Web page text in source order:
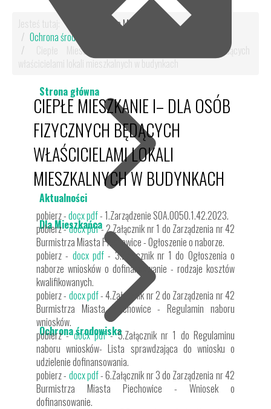
Strona główna
Aktualności
Dla Mieszkańca
Ochrona środowiska
Jesteś tutaj:
Dla Mieszkańca
Ochrona środowiska
Ciepłe Mieszkanie I– dla osób fizycznych będących
właścicielami lokali mieszkalnych w budynkach
CIEPŁE MIESZKANIE I– DLA OSÓB
FIZYCZNYCH BĘDĄCYCH
WŁAŚCICIELAMI LOKALI
MIESZKALNYCH W BUDYNKACH
pobierz -docxpdf- 1.Zarządzenie SOA.0050.1.42.2023.
pobierz -docxpdf- 2.Załącznik nr 1 do Zarządzenia nr 42
Burmistrza Miasta Piechowice - Ogłoszenie o naborze.
pobierz - docx pdf- 3.Załącznik nr 1 do Ogłoszenia o
naborze wniosków o dofinansowanie - rodzaje kosztów
kwalifikowanych.
pobierz - docxpdf- 4.Załącznik nr 2 do Zarządzenia nr 42
Burmistrza Miasta Piechowice - Regulamin naboru
wniosków.
pobierz -docx pdf- 5.Załącznik nr 1 do Regulaminu
naboru wniosków- Lista sprawdzająca do wniosku o
udzielenie dofinansowania.
pobierz - docxpdf- 6.Załącznik nr 3 do Zarządzenia nr 42
Burmistrza Miasta Piechowice - Wniosek o
dofinansowanie.